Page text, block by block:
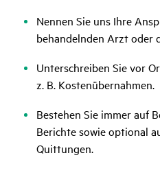
Nennen Sie uns Ihre
behandelnden Arzt oder
Unterschreiben Sie vor
z. B. Kostenübernahmen.
Bestehen Sie immer auf
Berichte sowie optional
Quittungen.